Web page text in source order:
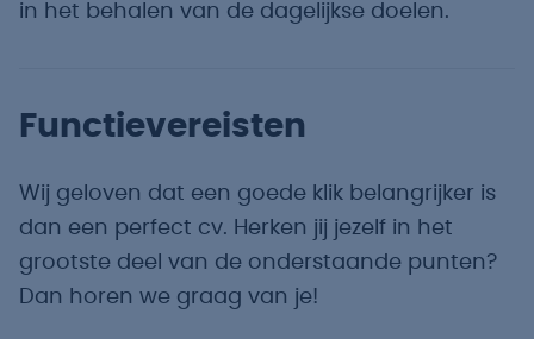
in het behalen van de dagelijkse doelen.
Functievereisten
Wij geloven dat een goede klik belangrijker is
dan een perfect cv. Herken jij jezelf in het
grootste deel van de onderstaande punten?
Dan horen we graag van je!